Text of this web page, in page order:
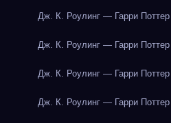
Дж. К. Роулинг — Гарри
Дж. К. Роулинг — Гарри
Дж. К. Роулинг — Гарри
Дж. К. Роулинг — Гарри